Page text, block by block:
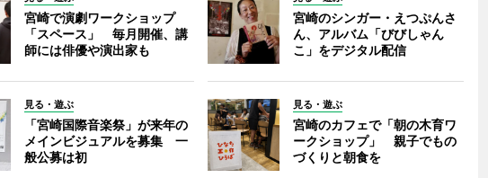
宮崎で演劇ワークショップ
「スペース」 毎月開催、講
師には俳優や演出家も
宮崎のシンガー・えつぷんさ
ん、アルバム「びびしゃん
こ」をデジタル配信
見る・遊ぶ
「宮崎国際音楽祭」が来年の
メインビジュアルを募集 一
般公募は初
見る・遊ぶ
宮崎のカフェで「朝の木育ワ
ークショップ」 親子でもの
づくりと朝食を